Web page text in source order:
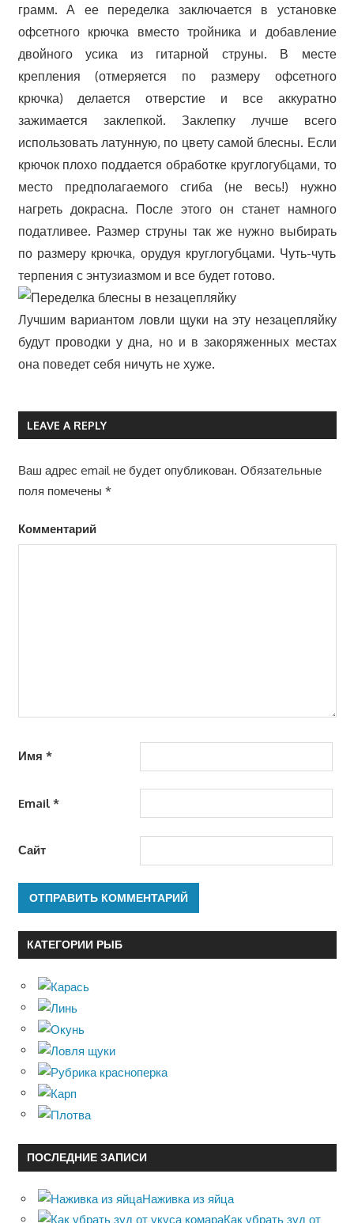
грамм. А ее переделка заключается в установке
офсетного крючка вместо тройника и добавление
двойного усика из гитарной струны. В месте
крепления (отмеряется по размеру офсетного
крючка) делается отверстие и все аккуратно
зажимается заклепкой. Заклепку лучше всего
использовать латунную, по цвету самой блесны. Если
крючок плохо поддается обработке круглогубцами, то
место предполагаемого сгиба (не весь!) нужно
нагреть докрасна. После этого он станет намного
податливее. Размер струны так же нужно выбирать
по размеру крючка, орудуя круглогубцами. Чуть-чуть
терпения с энтузиазмом и все будет готово.
Лучшим вариантом ловли щуки на эту незацепляйку
будут проводки у дна, но и в закоряженных местах
она поведет себя ничуть не хуже.
LEAVE A REPLY
Ваш адрес email не будет опубликован. Обязательные
поля помечены *
Комментарий
Имя *
Email *
Сайт
КАТЕГОРИИ РЫБ
ПОСЛЕДНИЕ ЗАПИСИ
Наживка из яйца
Как убрать зуд от